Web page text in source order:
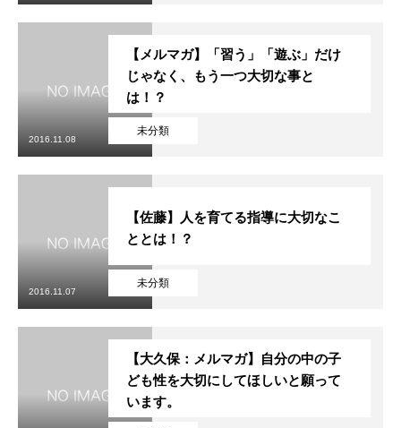
未分類
【メルマガ】「習う」「遊ぶ」だけ
じゃなく、もう一つ大切な事と
は！？
2016.11.08
未分類
【佐藤】人を育てる指導に大切なこ
ととは！？
2016.11.07
【大久保：メルマガ】自分の中の子
ども性を大切にしてほしいと願って
います。